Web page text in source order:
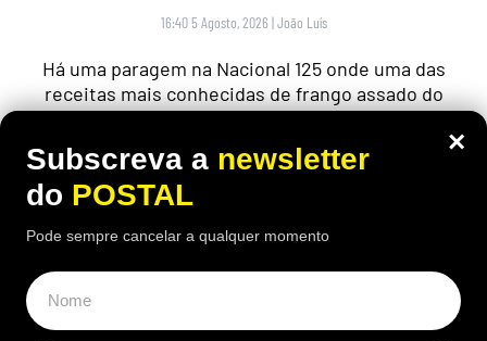
16:40 5 Agosto, 2026 |João Luís
Há uma paragem na Nacional 125 onde uma das
receitas mais conhecidas de frango assado do
Algarve continuam a chamar clientes durante o
×
Subscreva a newsletter
do POSTAL
Pode sempre cancelar a qualquer momento